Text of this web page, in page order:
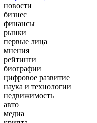
новости
бизнес
финансы
рынки
первые лица
мнения
рейтинги
биографии
цифровое развитие
наука и технологии
недвижимость
авто
медиа